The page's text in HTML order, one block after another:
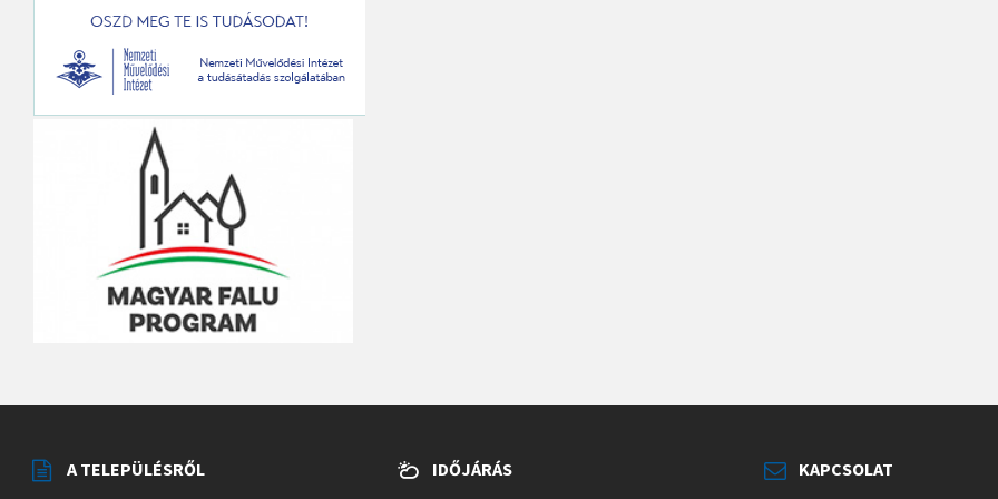
A TELEPÜLÉSRŐL IDŐJÁRÁS KAPCSOLAT